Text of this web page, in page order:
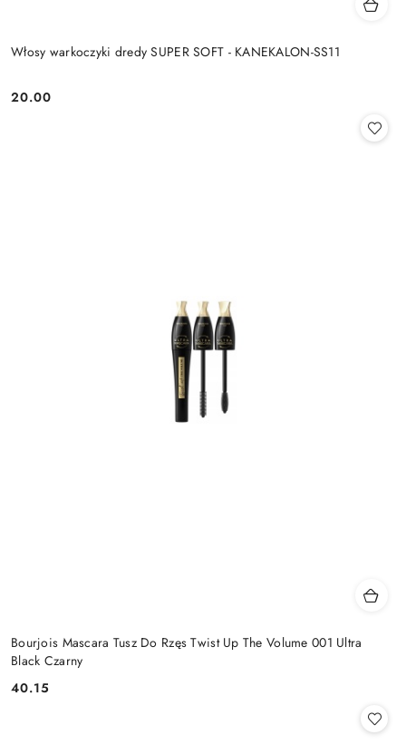
Włosy warkoczyki dredy SUPER SOFT - KANEKALON-SS11
Cena:
20.00
Bourjois Mascara Tusz Do Rzęs Twist Up The Volume 001 Ultra
Black Czarny
Cena:
40.15